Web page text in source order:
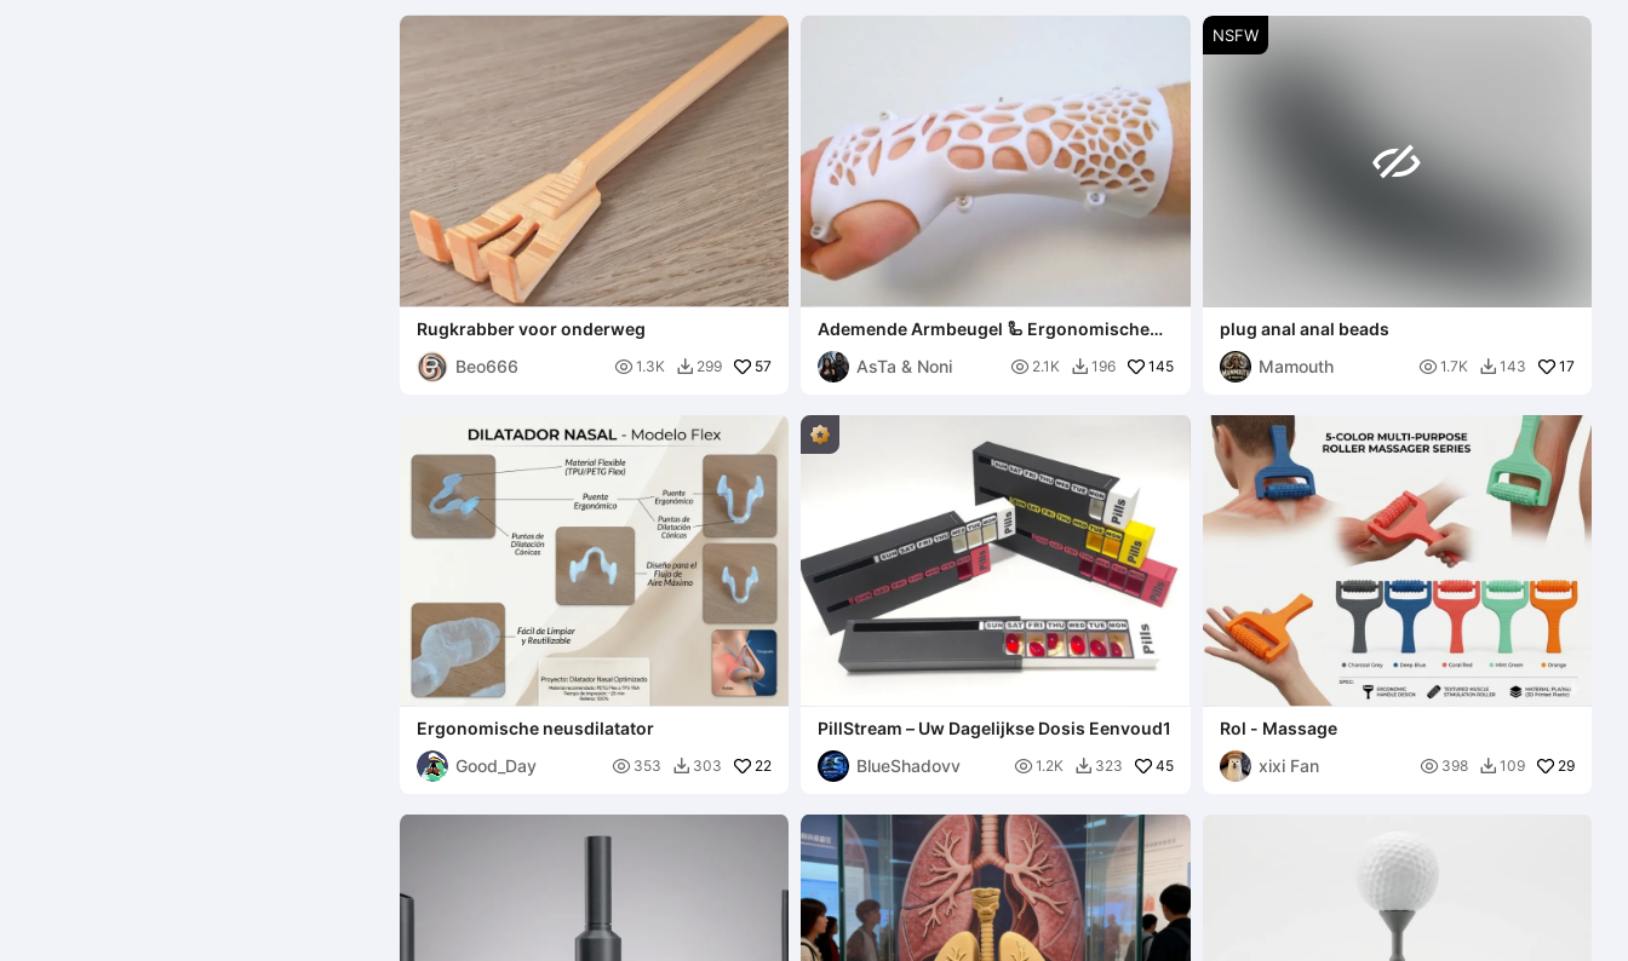
Rugkrabber voor onderweg
Beo666
 1.3K  299 57
Ademende Armbeugel 🦾 Ergonomische
Armbeugel
AsTa & Noni
 2.1K  196 145
NSFW

plug anal anal beads
Mamouth
 1.7K  143 17
Ergonomische neusdilatator
Good_Day
 353  303 22
PillStream – Uw Dagelijkse Dosis Eenvoud1
BlueShadovv
 1.2K  323 45
Rol - Massage
xixi Fan
 398  109 29